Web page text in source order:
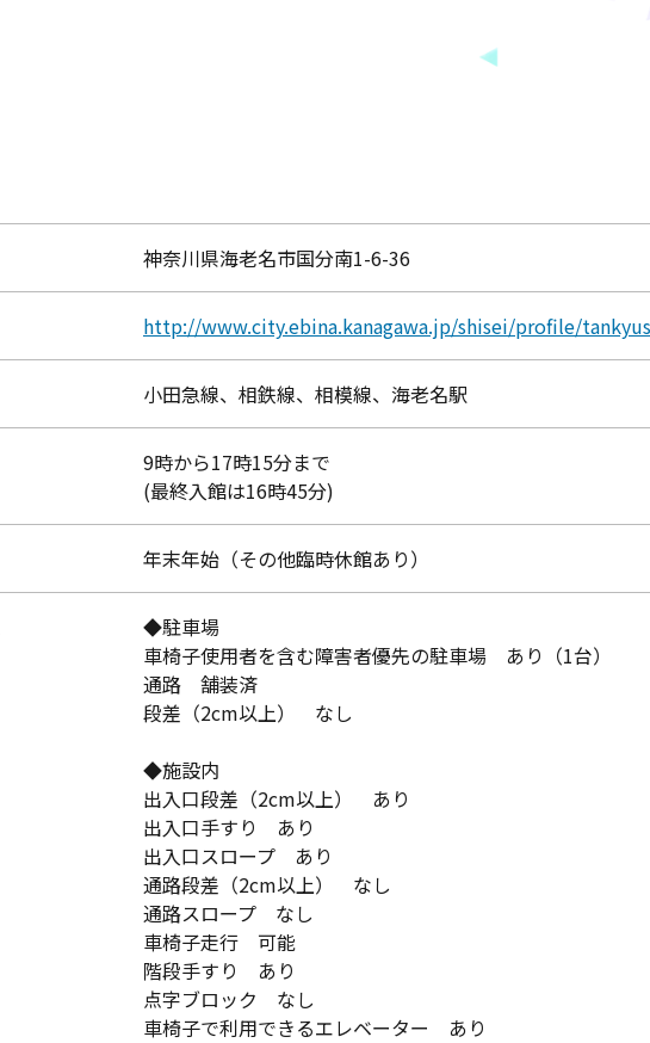
神奈川県海老名市国分南1-6-36
http://www.city.ebina.kanagawa.jp/shisei/profile/
小田急線、相鉄線、相模線、海老名駅
9時から17時15分まで
(最終入館は16時45分)
年末年始（その他臨時休館あり）
◆駐車場
車椅子使用者を含む障害者優先の駐車場 あり（1台）
通路 舗装済
段差（2cm以上） なし
◆施設内
出入口段差（2cm以上） あり
出入口手すり あり
出入口スロープ あり
通路段差（2cm以上） なし
通路スロープ なし
車椅子走行 可能
階段手すり あり
点字ブロック なし
車椅子で利用できるエレベーター あり